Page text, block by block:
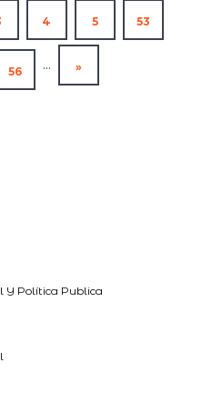
4 5 53
56 ... »
Y Política Publica